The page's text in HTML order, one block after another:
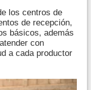
los centros de
de recepción,
básicos, además
con
a cada productor